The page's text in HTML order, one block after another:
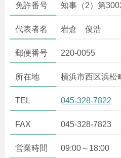
免許番号 知事（2）第
代表者名 岩倉 俊浩
郵便番号 220-0055
所在地 横浜市西区浜松
TEL 045-328-7822
FAX 045-328-7823
営業時間 09:00～18:00